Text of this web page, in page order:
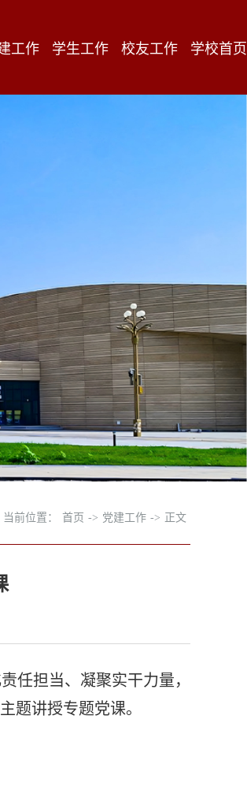
工作 学生工作 校友工作 学校首页
当前位置： 首页 -> 党建工作 -> 正文
任担当、凝聚实干力量，
题讲授专题党课。